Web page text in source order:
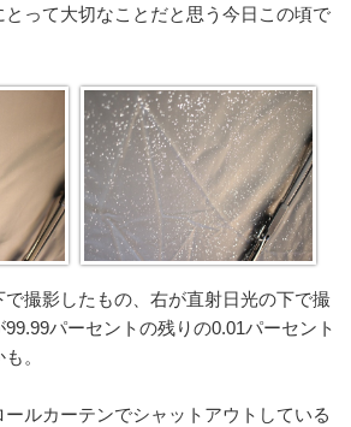
って大切なことだと思う今日この頃で
撮影したもの、右が直射日光の下で撮
パーセントの残りの0.01パーセント
。
ルカーテンでシャットアウトしている